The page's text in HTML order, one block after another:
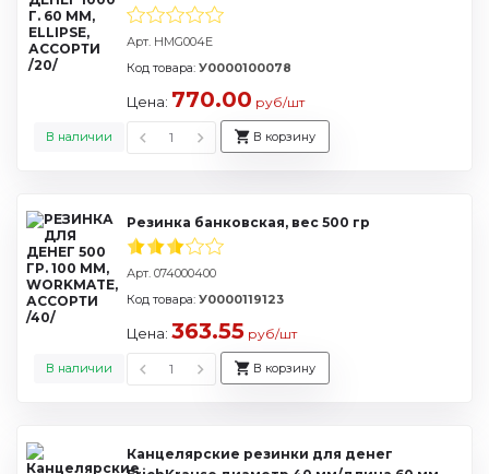
Арт. HMG004E
В наличии
Код товара: У0000100078
Цена: 770.00 руб/шт
В корзину
Резинка банковская, вес 500 гр
Арт. 074000400
В наличии
Код товара: У0000119123
Цена: 363.55 руб/шт
В корзину
Канцелярские резинки для денег